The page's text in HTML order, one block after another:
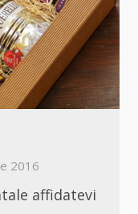
2016
affidatevi